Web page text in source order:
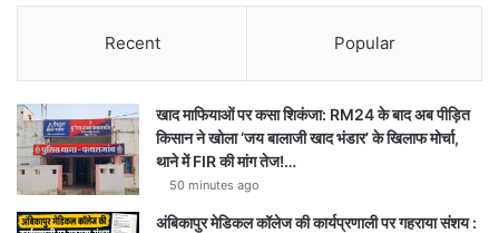
Recent Popular
खाद माफियाओं पर कसा शिकंजा: RM24 के बाद अब पीड़ित
किसान ने खोला ‘जय बालाजी खाद भंडार’ के खिलाफ मोर्चा,
थाने में FIR की मांग तेज!…
50 minutes ago
अंबिकापुर मेडिकल कॉलेज की कार्यप्रणाली पर गहराया संशय :